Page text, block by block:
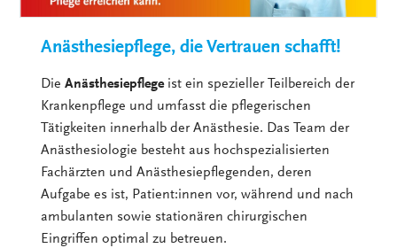
Anästhesiepflege, die Vertrauen schafft!
DieAnästhesiepflege ist ein spezieller Teilbereich der
Krankenpflege und umfasst die pflegerischen
Tätigkeiten innerhalb der Anästhesie. Das Team der
Anästhesiologie besteht aus hochspezialisierten
Fachärzten und Anästhesiepflegenden, deren
Aufgabe es ist, Patient:innen vor, während und nach
ambulanten sowie stationären chirurgischen
Eingriffen optimal zu betreuen.